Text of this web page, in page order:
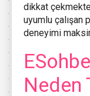
dikkat
uyumlu çalışan
deneyimi
Neden